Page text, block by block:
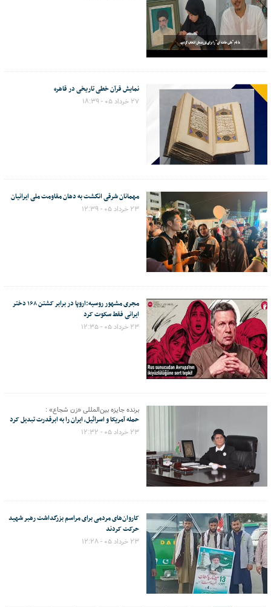
نمایش قرآن خطی تاریخی در قاهره
۲۷ خرداد ۰۵ - ۱۸:۳۹
مهمانان شرقی انگشت به دهان مقاومت ملی ایرانیان
۲۳ خرداد ۰۵ - ۱۲:۳۹
مجری مشهور روسیه:اروپا در برابر کشتن ۱۶۸ دختر
ایرانی فقط سکوت کرد
۲۳ خرداد ۰۵ - ۱۲:۳۵
برنده جایزه بین‌المللی «زن شجاع» :
حمله آمریکا و اسرائیل، ایران را به ابرقدرت تبدیل کرد
۲۳ خرداد ۰۵ - ۱۲:۳۲
کاروان‌های مردمی برای مراسم بزرگداشت رهبر شهید
حرکت کردند
۲۳ خرداد ۰۵ - ۱۲:۲۸